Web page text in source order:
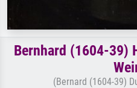
Bernhard (1604-39)
(Bernard (1604-39)